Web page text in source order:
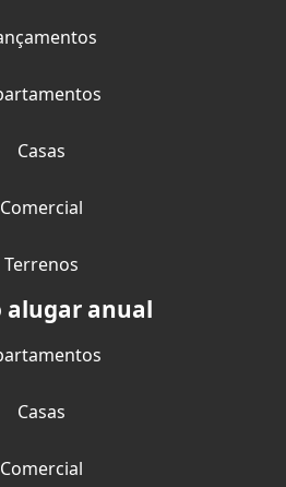
Casas
Comercial
Terrenos
alugar anual
Casas
Comercial